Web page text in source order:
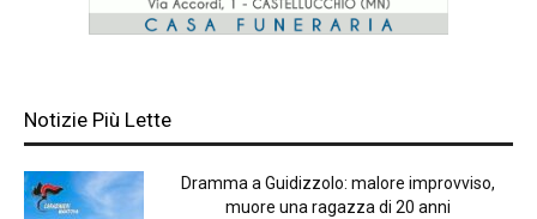
Notizie Più Lette
Dramma a Guidizzolo: malore improvviso,
muore una ragazza di 20 anni